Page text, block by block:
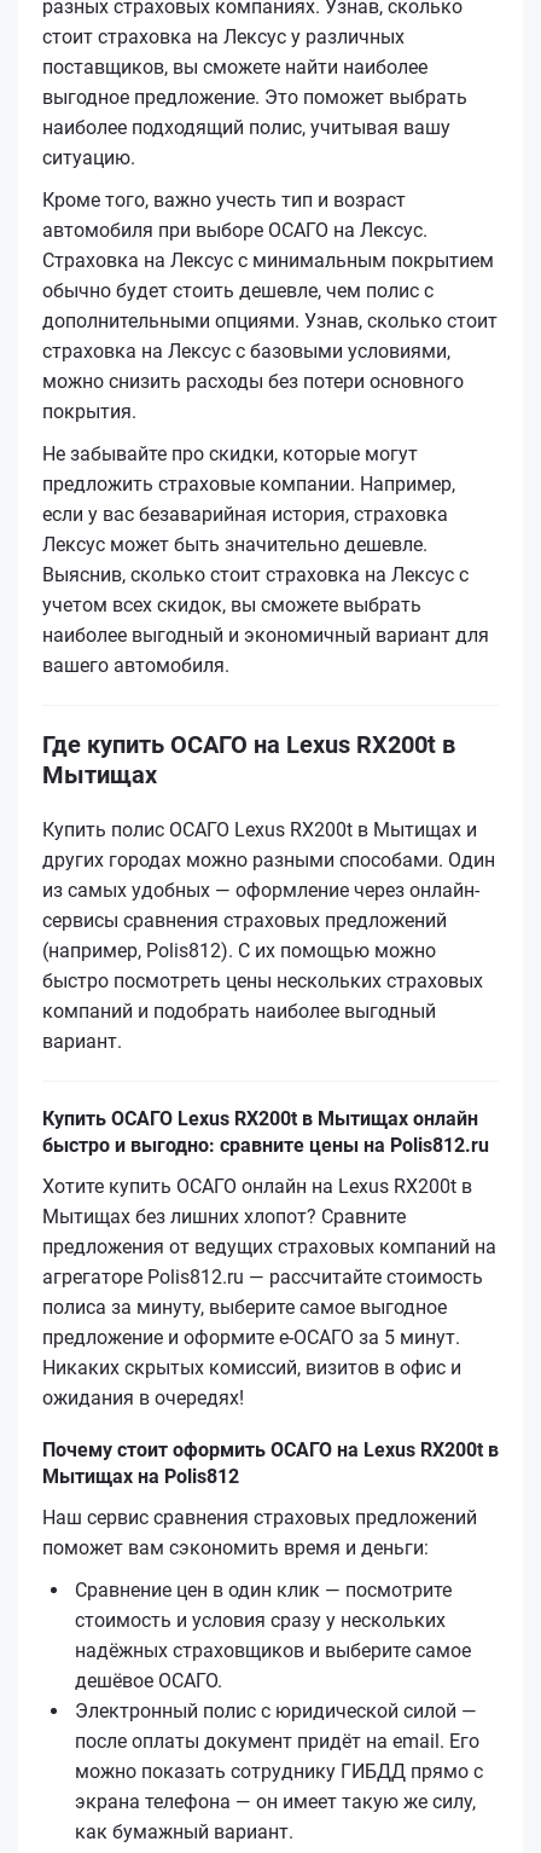
разных страховых компаниях. Узнав, сколько
стоит страховка на Лексус у различных
поставщиков, вы сможете найти наиболее
выгодное предложение. Это поможет выбрать
наиболее подходящий полис, учитывая вашу
ситуацию.
Кроме того, важно учесть тип и возраст
автомобиля при выборе ОСАГО на Лексус.
Страховка на Лексус с минимальным покрытием
обычно будет стоить дешевле, чем полис с
дополнительными опциями. Узнав, сколько стоит
страховка на Лексус с базовыми условиями,
можно снизить расходы без потери основного
покрытия.
Не забывайте про скидки, которые могут
предложить страховые компании. Например,
если у вас безаварийная история, страховка
Лексус может быть значительно дешевле.
Выяснив, сколько стоит страховка на Лексус с
учетом всех скидок, вы сможете выбрать
наиболее выгодный и экономичный вариант для
вашего автомобиля.
Где купить ОСАГО на Lexus RX200t в
Мытищах
Купить полис ОСАГО Lexus RX200t в Мытищах и
других городах можно разными способами. Один
из самых удобных — оформление через онлайн-
сервисы сравнения страховых предложений
(например, Polis812). С их помощью можно
быстро посмотреть цены нескольких страховых
компаний и подобрать наиболее выгодный
вариант.
Купить ОСАГО Lexus RX200t в Мытищах онлайн
быстро и выгодно: сравните цены на Polis812.ru
Хотите купить ОСАГО онлайн на Lexus RX200t в
Мытищах без лишних хлопот? Сравните
предложения от ведущих страховых компаний на
агрегаторе Polis812.ru — рассчитайте стоимость
полиса за минуту, выберите самое выгодное
предложение и оформите е‑ОСАГО за 5 минут.
Никаких скрытых комиссий, визитов в офис и
ожидания в очередях!
Почему стоит оформить ОСАГО на Lexus RX200t в
Мытищах на Polis812
Наш сервис сравнения страховых предложений
поможет вам сэкономить время и деньги:
Сравнение цен в один клик — посмотрите
стоимость и условия сразу у нескольких
надёжных страховщиков и выберите самое
дешёвое ОСАГО.
Электронный полис с юридической силой —
после оплаты документ придёт на email. Его
можно показать сотруднику ГИБДД прямо с
экрана телефона — он имеет такую же силу,
как бумажный вариант.